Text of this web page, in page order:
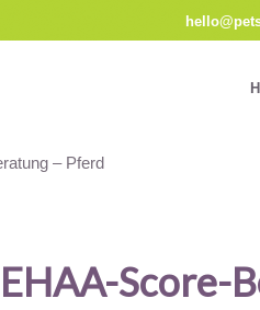
– Pferd
EHAA-Score-